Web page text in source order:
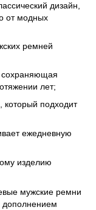
дизайн,
от модных
ремней
сохраняющая
лет;
который подходит
ежедневную
изделию
мужские ремни